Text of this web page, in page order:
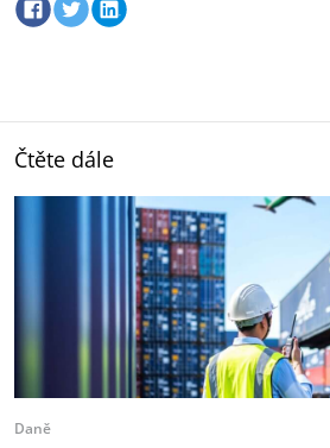
Čtěte dále
Daně